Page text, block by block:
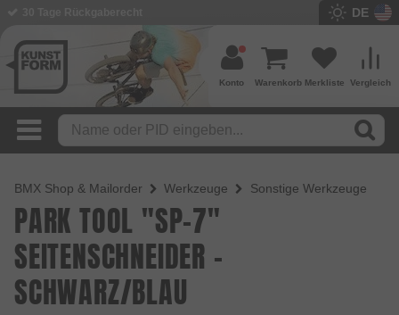
DE
Vergleich
Merkliste
Warenkorb
Konto
BMX Shop & Mailorder Werkzeuge Sonstige Werkzeuge
PARK TOOL "SP-7"
SEITENSCHNEIDER -
SCHWARZ/BLAU